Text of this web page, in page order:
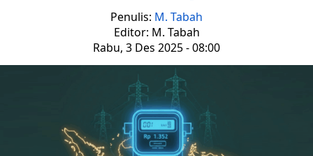
Penulis: M. Tabah
Editor: M. Tabah
Rabu, 3 Des 2025 - 08:00